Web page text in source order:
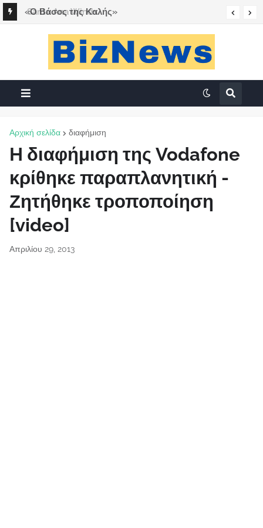
«Ο Βάσος της Καλής»
Αρχική σελίδα διαφήμιση
H διαφήμιση της Vodafone
κρίθηκε παραπλανητική -
Ζητήθηκε τροποποίηση
[video]
Απριλίου 29, 2013